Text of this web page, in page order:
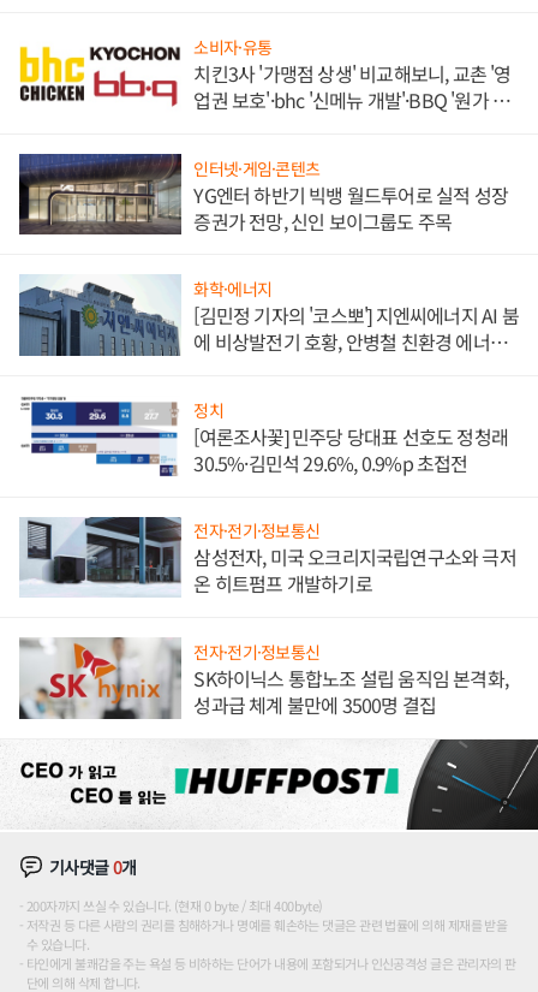
소비자·유통
치킨3사 '가맹점 상생' 비교해보니, 교촌 '영
업권 보호'·bhc '신메뉴 개발'·BBQ '원가 부
인터넷·게임·콘텐츠
YG엔터 하반기 빅뱅 월드투어로 실적 성장
증권가 전망, 신인 보이그룹도 주목
화학·에너지
[김민정 기자의 '코스뽀'] 지엔씨에너지 AI 붐
에 비상발전기 호황, 안병철 친환경 에너지
정치
[여론조사꽃] 민주당 당대표 선호도 정청래
30.5%·김민석 29.6%, 0.9%p 초접전
전자·전기·정보통신
삼성전자, 미국 오크리지국립연구소와 극저
온 히트펌프 개발하기로
전자·전기·정보통신
SK하이닉스 통합노조 설립 움직임 본격화,
성과급 체계 불만에 3500명 결집
기사댓글0개
200자까지 쓰실 수 있습니다. (현재 0 byte / 최대 400byte)
저작권 등 다른 사람의 권리를 침해하거나 명예를 훼손하는 댓글은 관련 법률에 의해 제재를 받을
수 있습니다.
타인에게 불쾌감을 주는 욕설 등 비하하는 단어가 내용에 포함되거나 인신공격성 글은 관리자의 판
단에 의해 삭제 합니다.